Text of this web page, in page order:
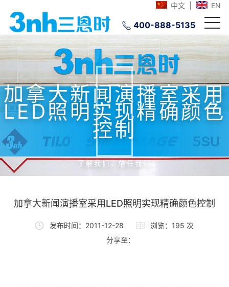
中文 EN
400-888-5135
加拿大新闻演播室采用
LED照明实现精确颜色
控制
了解我们，信任我们
加拿大新闻演播室采用LED照明实现精确颜色控制
发布时间：2011-12-28
浏览：195 次
分享至：